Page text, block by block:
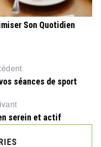
Son Quotidien
séances de sport
serein et actif